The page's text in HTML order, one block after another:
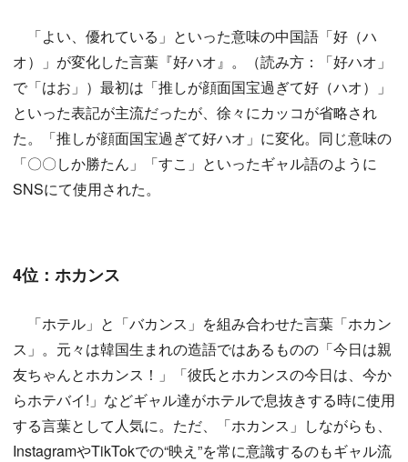
「よい、優れている」といった意味の中国語「好（ハ
オ）」が変化した言葉『好ハオ』。（読み方：「好ハオ」
で「はお」）最初は「推しが顔面国宝過ぎて好（ハオ）」
といった表記が主流だったが、徐々にカッコが省略され
た。「推しが顔面国宝過ぎて好ハオ」に変化。同じ意味の
「〇〇しか勝たん」「すこ」といったギャル語のように
SNSにて使用された。
4位：ホカンス
「ホテル」と「バカンス」を組み合わせた言葉「ホカン
ス」。元々は韓国生まれの造語ではあるものの「今日は親
友ちゃんとホカンス！」「彼氏とホカンスの今日は、今か
らホテバイ!」などギャル達がホテルで息抜きする時に使用
する言葉として人気に。ただ、「ホカンス」しながらも、
InstagramやTikTokでの“映え”を常に意識するのもギャル流